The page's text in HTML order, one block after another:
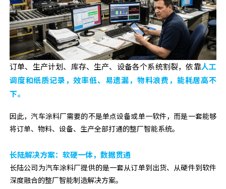
订单、生产计划、库存、生产、设备各个系统割裂，依靠人工
调度和纸质记录，效率低、易遗漏，物料浪费，能耗居高不
下。
因此，汽车涂料厂需要的不是单点设备或单一软件，而是一套能够
将订单、物料、设备、生产全部打通的整厂智能系统。
长陆解决方案：软硬一体，数据贯通
长陆公司为汽车涂料厂提供的是一套从订单到出货、从硬件到软件
深度融合的整厂智能制造解决方案。